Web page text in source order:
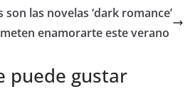
las novelas ‘dark romance’
enamorarte este verano
puede gustar